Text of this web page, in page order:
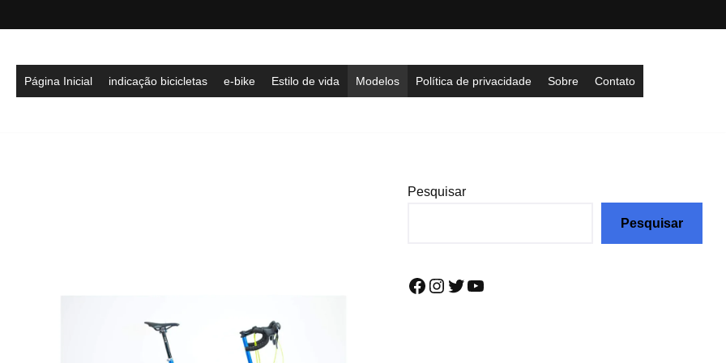
Página Inicial indicação bicicletas e-bike Estilo de vida Modelos Política de privacidade Sobre Contato
Pesquisar
Pesquisar